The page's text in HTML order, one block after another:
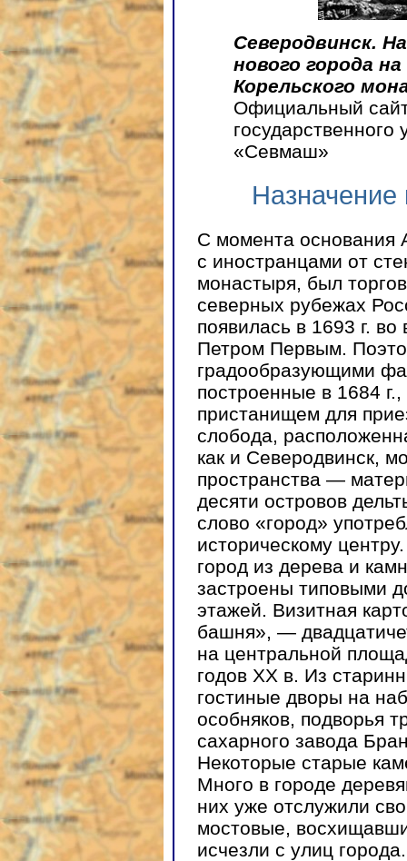
Северодвинск.
нового города
Корельского
Официальный
государственного
«Севмаш»
Назначение
С момента основания
с иностранцами от
монастыря, был
северных рубежах
появилась в 1693 г.
Петром Первым.
градообразующими
построенные в 1684
пристанищем для
слобода,
как и Северодвинск,
пространства —
десяти островов
слово «город»
историческому
город из дерева и
застроены типовыми
этажей. Визитная
башня», —
на центральной
годов XX в. Из
гостиные дворы на
особняков, подворья
сахарного завода
Некоторые старые
Много в городе
них уже отслужили
мостовые,
исчезли с улиц города.